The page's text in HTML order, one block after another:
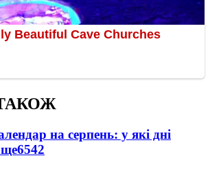
на серпень: у які дні
6542